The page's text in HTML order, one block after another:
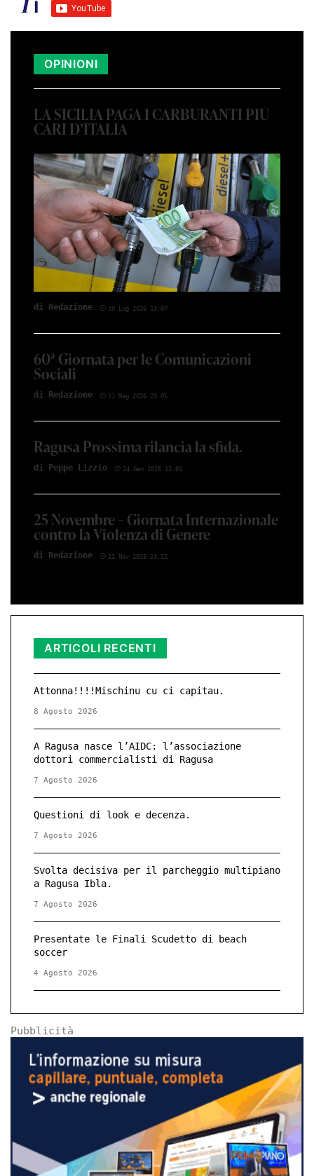
OPINIONI
LA SICILIA PAGA I CARBURANTI PIÙ
CARI D’ITALIA
di Red­azio­ne 19 Lug 2026 13:07
60ª Giornata per le Comunicazioni
Sociali
di Red­azio­ne 11 Mag 2026 23:05
Ragusa Prossima rilancia la sfida.
di Peppe Li­z­zio 24 Gen 2026 11:01
25 Novembre – Giornata Internazionale
contro la Violenza di Genere
di Red­azio­ne 11 Nov 2025 23:11
ARTICOLI RECENTI
Attonna!!!!Mischinu cu ci capitau.
8 Agosto 2026
A Ragusa nasce l’AIDC: l’associazione
dottori commercialisti di Ragusa
7 Agosto 2026
Questioni di look e decenza.
7 Agosto 2026
Svolta decisiva per il parcheggio multipiano
a Ragusa Ibla.
7 Agosto 2026
Presentate le Finali Scudetto di beach
soccer
4 Agosto 2026
Pubblicità